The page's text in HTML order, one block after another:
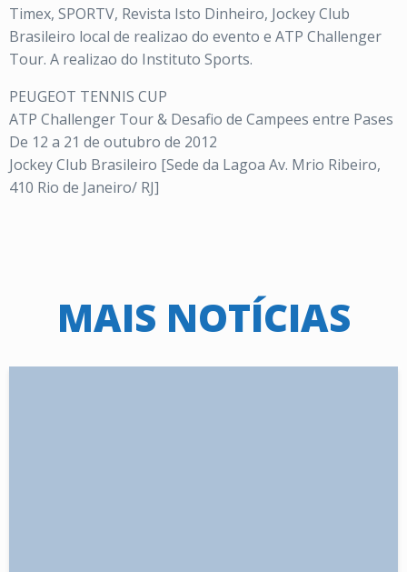
Timex, SPORTV, Revista Isto Dinheiro, Jockey Club
Brasileiro local de realizao do evento e ATP Challenger
Tour. A realizao do Instituto Sports.
PEUGEOT TENNIS CUP
ATP Challenger Tour & Desafio de Campees entre Pases
De 12 a 21 de outubro de 2012
Jockey Club Brasileiro [Sede da Lagoa Av. Mrio Ribeiro,
410 Rio de Janeiro/ RJ]
MAIS NOTÍCIAS